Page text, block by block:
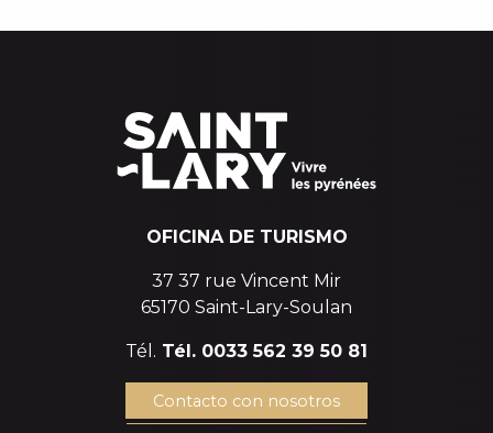
OFICINA DE TURISMO
37 37 rue Vincent Mir
65170 Saint-Lary-Soulan
Tél. Tél. 0033 562 39 50 81
Contacto con nosotros